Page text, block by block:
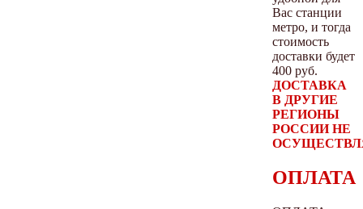
Вас станции
метро, и тогда
стоимость
доставки будет
400 руб.
ДОСТАВКА
В ДРУГИЕ
РЕГИОНЫ
РОССИИ НЕ
ОПЛАТА